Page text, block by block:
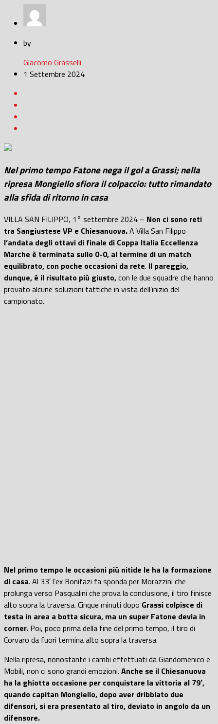
by
Giacomo Grasselli
1 Settembre 2024
Nel primo tempo Fatone nega il gol a Grassi; nella
ripresa Mongiello sfiora il colpaccio: tutto rimandato
alla sfida di ritorno in casa
VILLA SAN FILIPPO, 1° settembre 2024 – Non ci sono reti
tra Sangiustese VP e Chiesanuova.A Villa San Filippo
l’andata degli ottavi di finale di Coppa Italia Eccellenza
Marche è terminata sullo 0-0, al termine di un match
equilibrato, con poche occasioni da rete. Il pareggio,
dunque, è il risultato più giusto,con le due squadre che hanno
provato alcune soluzioni tattiche in vista dell’inizio del
campionato.
Nel primo tempo le occasioni più nitide le ha la formazione
di casa. Al 33′ l’ex Bonifazi fa sponda per Morazzini che
prolunga verso Pasqualini che prova la conclusione, il tiro finisce
alto sopra la traversa. Cinque minuti dopo Grassi colpisce di
testa in area a botta sicura, ma un super Fatone devia in
corner. Poi, poco prima della fine del primo tempo, il tiro di
Corvaro da fuori termina alto sopra la traversa.
Nella ripresa, nonostante i cambi effettuati da Giandomenico e
Mobili, non ci sono grandi emozioni. Anche se il Chiesanuova
ha la ghiotta occasione per conquistare la vittoria al 79′,
quando capitan Mongiello, dopo aver dribblato due
difensori, si era presentato al tiro, deviato in angolo da un
difensore.